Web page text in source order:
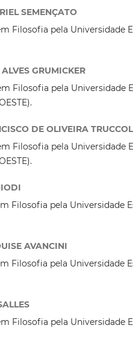
SEMENÇATO
Filosofia pela Universidade
GRUMICKER
Filosofia pela Universidade
DE OLIVEIRA
Filosofia pela Universidade
Filosofia pela Universidade
AVANCINI
Filosofia pela Universidade
Filosofia pela Universidade